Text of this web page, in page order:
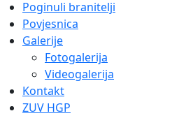
Poginuli branitelji
Povjesnica
Galerije
Fotogalerija
Videogalerija
Kontakt
ZUV HGP